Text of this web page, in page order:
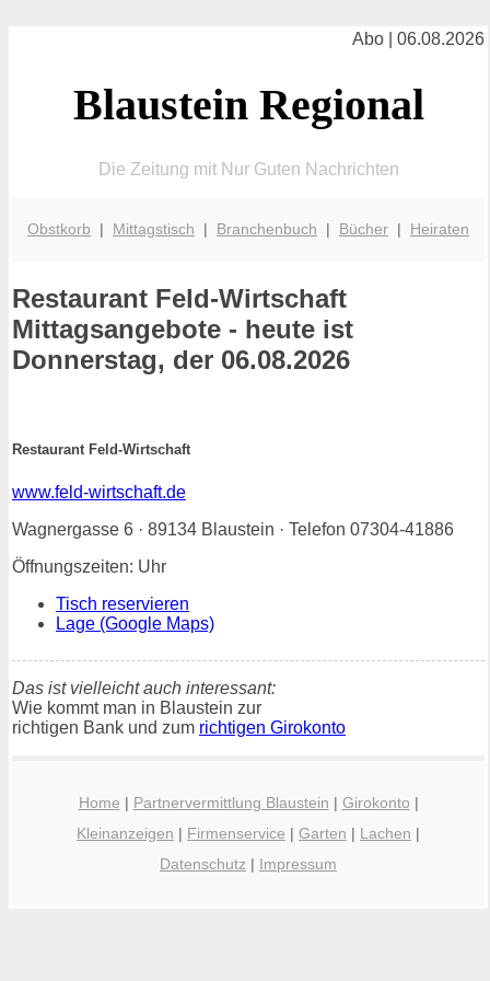
Abo | 06.08.2026
Blaustein Regional
Die Zeitung mit Nur Guten Nachrichten
Obstkorb | Mittagstisch | Branchenbuch | Bücher | Heiraten
Restaurant Feld-Wirtschaft
Mittagsangebote - heute ist
Donnerstag, der 06.08.2026
Restaurant Feld-Wirtschaft
www.feld-wirtschaft.de
Wagnergasse 6 · 89134 Blaustein · Telefon 07304-41886
Öffnungszeiten: Uhr
Tisch reservieren
Lage (Google Maps)
Das ist vielleicht auch interessant:
Wie kommt man in Blaustein zur
richtigen Bank und zum richtigen Girokonto
Home | Partnervermittlung Blaustein | Girokonto |
Kleinanzeigen | Firmenservice | Garten | Lachen |
Datenschutz | Impressum